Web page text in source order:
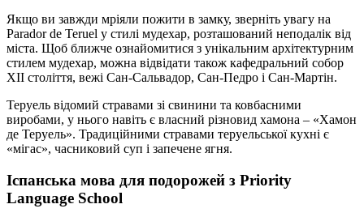
Якщо ви завжди мріяли пожити в замку, зверніть увагу на
Parador de Teruel у стилі мудехар, розташований неподалік від
міста. Щоб ближче ознайомитися з унікальним архітектурним
стилем мудехар, можна відвідати також кафедральний собор
XII століття, вежі Сан-Сальвадор, Сан-Педро і Сан-Мартін.
Теруель відомий стравами зі свинини та ковбасними
виробами, у нього навіть є власний різновид хамона – «Хамон
де Теруель». Традиційними стравами теруельської кухні є
«мігас», часниковий суп і запечене ягня.
Іспанська мова для подорожей з Priority
Language School